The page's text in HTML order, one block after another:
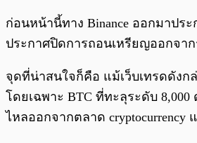
ก่อนหน้านี้ทาง Binance ออกมาป
ประกาศปิดการถอนเหรียญออกจาก
จุดที่น่าสนใจก็คือ แม้เว็บเทรดดัง
โดยเฉพาะ BTC ที่ทะลุระดับ
ไหลออกจากตลาด cryptocurrency